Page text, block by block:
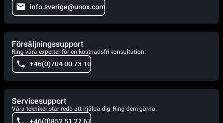
info.sverige@unox.com
Försäljningssupport
Ring våra experter för en kostnadsfri konsultation.
+46(0)704 00 73 10
Servicesupport
Våra tekniker står redo att hjälpa dig. Ring dem gärna.
+46(0)852 51 27 67